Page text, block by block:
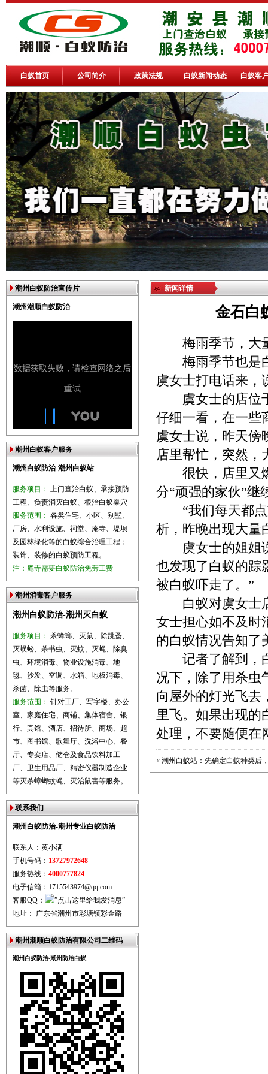
白蚁首页 公司简介 政策法规 白蚁新闻动态 白蚁客
潮州白蚁防治宣传片
潮州潮顺白蚁防治
潮州白蚁客户服务
潮州白蚁防治-潮州白蚁站
服务项目： 上门查治白蚁、承接预防
工程、负责消灭白蚁、根治白蚁巢穴
服务范围： 各类住宅、小区、别墅、
厂房、水利设施、祠堂、庵寺、堤坝
及园林绿化等的白蚁综合治理工程；
装饰、装修的白蚁预防工程。
注：庵寺需要白蚁防治免劳工费
潮州消毒客户服务
潮州白蚁防治-潮州灭白蚁
服务项目： 杀蟑螂、灭鼠、除跳蚤、
灭蜈蚣、杀书虫、灭蚊、灭蝇、除臭
虫、环境消毒、物业设施消毒、地
毯、沙发、空调、水箱、地板消毒、
杀菌、除虫等服务。
服务范围： 针对工厂、写字楼、办公
室、家庭住宅、商铺、集体宿舍、银
行、宾馆、酒店、招待所、商场、超
市、图书馆、歌舞厅、洗浴中心、餐
厅、专卖店、储仓及食品饮料加工
厂、卫生用品厂、精密仪器制造企业
等灭杀蟑螂蚊蝇、灭治鼠害等服务。
联系我们
潮州白蚁防治-潮州专业白蚁防治
联系人：黄小满
手机号码： 13727972648
服务热线： 4000777824
电子信箱：1715543974@qq.com
客服QQ：
地址： 广东省潮州市彩塘镇彩金路
潮州潮顺白蚁防治有限公司二维码
潮州白蚁防治-潮州防治白蚁
新闻详情
金石白
梅雨季节，大
梅雨季节也是白
虞女士打电话来，
虞女士的店位于
仔细一看，在一些
虞女士说，昨天傍
店里帮忙，突然，
很快，店里又燃
分“顽强的家伙”继
“我们每天都点
析，昨晚出现大量
虞女士的姐姐说
也发现了白蚁的踪
被白蚁吓走了。”
白蚁对虞女士店
女士担心如不及时
的白蚁情况告知了
记者了解到，白
况下，除了用杀虫
向屋外的灯光飞去
里飞。如果出现的
处理，不要随便在
« 潮州白蚁站：先确定白蚁种类后